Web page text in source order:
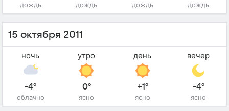
дождь дождь дождь дождь
15 октября 2011
ночь
-4°
облачно
утро
0°
ясно
день
+1°
ясно
вечер
-4°
ясно